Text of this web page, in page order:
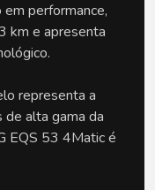
performance,
km e apresenta
representa a
alta gama da
EQS 53 4Matic é